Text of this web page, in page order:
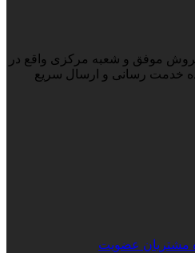
سال سابقه فروش موفق و شعبه مرکزی واقع در
خدمت رسانی و ارسال سریع
مشتریان عضویت